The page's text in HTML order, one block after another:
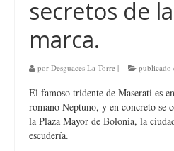
secretos de
marca.
por Desguaces La Torre | publicado
El famoso tridente de Maserati es
romano Neptuno, y en concreto se
la Plaza Mayor de Bolonia, la
escudería.